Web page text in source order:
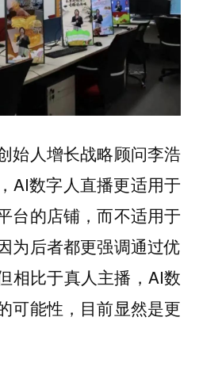
始人增长战略顾问李浩
AI数字人直播更适用于
台的店铺，而不适用于
为后者都更强调通过优
相比于真人主播，AI数
可能性，目前显然是更